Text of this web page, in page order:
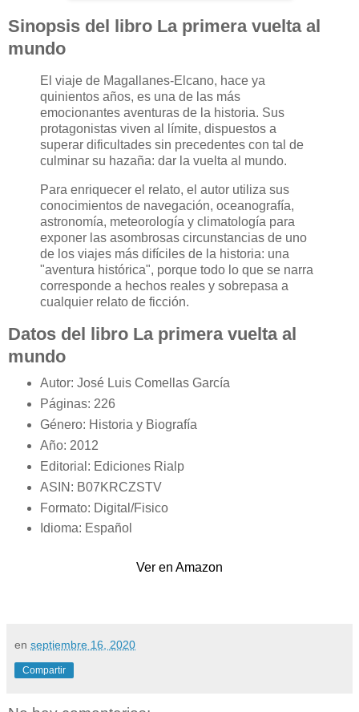
Sinopsis del libro La primera vuelta al
mundo
El viaje de Magallanes-Elcano, hace ya
quinientos años, es una de las más
emocionantes aventuras de la historia. Sus
protagonistas viven al límite, dispuestos a
superar dificultades sin precedentes con tal de
culminar su hazaña: dar la vuelta al mundo.
Para enriquecer el relato, el autor utiliza sus
conocimientos de navegación, oceanografía,
astronomía, meteorología y climatología para
exponer las asombrosas circunstancias de uno
de los viajes más difíciles de la historia: una
"aventura histórica", porque todo lo que se narra
corresponde a hechos reales y sobrepasa a
cualquier relato de ficción.
Datos del libro La primera vuelta al
mundo
Autor: José Luis Comellas García
Páginas: 226
Género: Historia y Biografía
Año: 2012
Editorial: Ediciones Rialp
ASIN: B07KRCZSTV
Formato: Digital/Fisico
Idioma: Español
Ver en Amazon
en septiembre 16, 2020
Compartir